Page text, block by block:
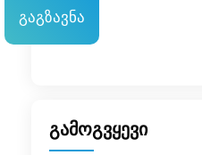
გამოგვყევი